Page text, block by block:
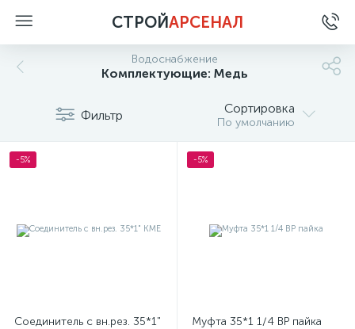
СТРОЙАРСЕНАЛ
Водоснабжение
Комплектующие: Медь
Фильтр Сортировка
По умолчанию
-5%
Соединитель с вн.рез. 35*1"
-5%
Муфта 35*1 1/4 ВР пайка